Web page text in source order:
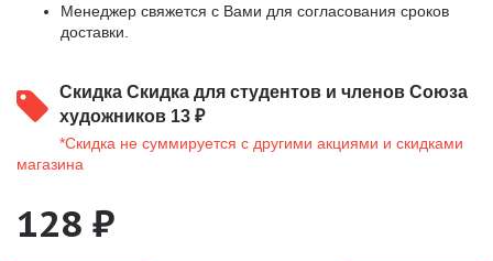
Менеджер свяжется с Вами для согласования сроков
доставки.
Скидка Скидка для студентов и членов Союза
художников 13 ₽
*Скидка не суммируется с другими акциями и скидками
магазина
128 ₽